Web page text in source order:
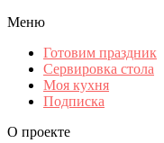
Меню
Готовим праздник
Сервировка стола
Моя кухня
Подписка
О проекте